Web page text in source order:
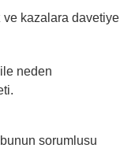
ve kazalara davetiye
neden
sorumlusu